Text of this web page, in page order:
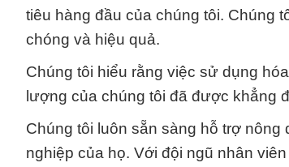
tiêu hàng đầu của chúng tôi. Chúng
chóng và hiệu quả.
Chúng tôi hiểu rằng việc sử dụng
lượng của chúng tôi đã được khẳng
Chúng tôi luôn sẵn sàng hỗ trợ
nghiệp của họ. Với đội ngũ nhân